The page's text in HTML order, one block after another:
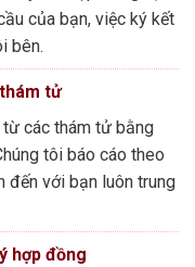
của bạn, việc ký kết
bên.
tử
các thám tử bằng
tôi báo cáo theo
đến với bạn luôn trung
hợp đồng